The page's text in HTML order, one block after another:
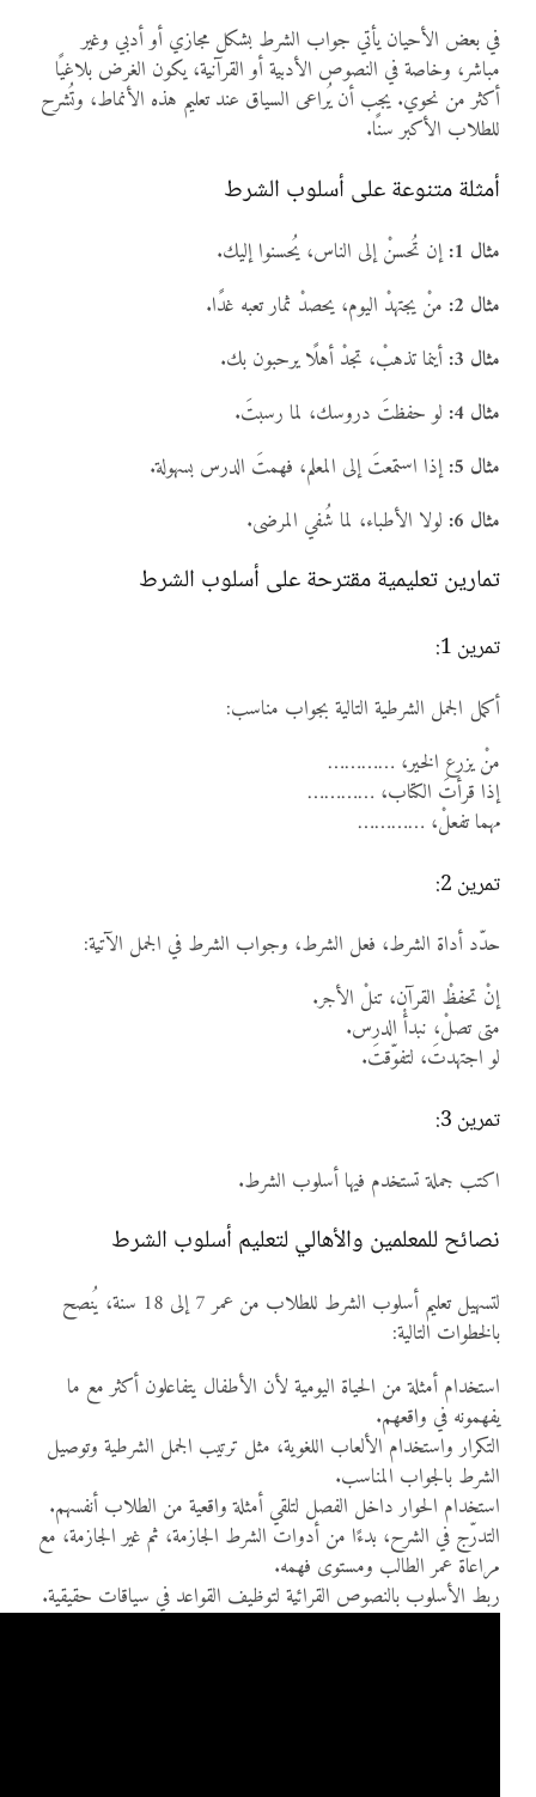
في بعض الأحيان يأتي جواب الشرط بشكل مجازي أو أدبي وغير
مباشر، وخاصة في النصوص الأدبية أو القرآنية، يكون الغرض بلاغيًا
أكثر من نحوي. يجب أن يُراعى السياق عند تعليم هذه الأنماط، وتُشرح
للطلاب الأكبر سنًا.
أمثلة متنوعة على أسلوب الشرط
مثال 1:
إن تُحسنْ إلى الناس، يُحسنوا إليك.
مثال 2:
منْ يجتهدْ اليوم، يحصدْ ثمار تعبه غدًا.
مثال 3:
أينما تذهبْ، تجدْ أهلًا يرحبون بك.
مثال 4:
لو حفظتَ دروسك، لما رسبتَ.
مثال 5:
إذا استمعتَ إلى المعلم، فهمتَ الدرس بسهولة.
مثال 6:
لولا الأطباء، لما شُفي المرضى.
تمارين تعليمية مقترحة على أسلوب الشرط
تمرين 1:
أكمل الجمل الشرطية التالية بجواب مناسب:
منْ يزرع الخير، …………
إذا قرأتَ الكتاب، …………
مهما تفعلْ، …………
تمرين 2:
حدّد أداة الشرط، فعل الشرط، وجواب الشرط في الجمل الآتية:
إنْ تحفظْ القرآن، تنلْ الأجر.
متى تصلْ، نبدأْ الدرس.
لو اجتهدتَ، لتفوّقتَ.
تمرين 3:
اكتب جملة تستخدم فيها أسلوب الشرط.
نصائح للمعلمين والأهالي لتعليم أسلوب الشرط
لتسهيل تعليم أسلوب الشرط للطلاب من عمر 7 إلى 18 سنة، يُنصح
بالخطوات التالية:
استخدام أمثلة من الحياة اليومية لأن الأطفال يتفاعلون أكثر مع ما
يفهمونه في واقعهم.
التكرار واستخدام الألعاب اللغوية، مثل ترتيب الجمل الشرطية وتوصيل
الشرط بالجواب المناسب.
استخدام الحوار داخل الفصل لتلقي أمثلة واقعية من الطلاب أنفسهم.
التدرّج في الشرح، بدءًا من أدوات الشرط الجازمة، ثم غير الجازمة، مع
مراعاة عمر الطالب ومستوى فهمه.
ربط الأسلوب بالنصوص القرائية لتوظيف القواعد في سياقات حقيقية.